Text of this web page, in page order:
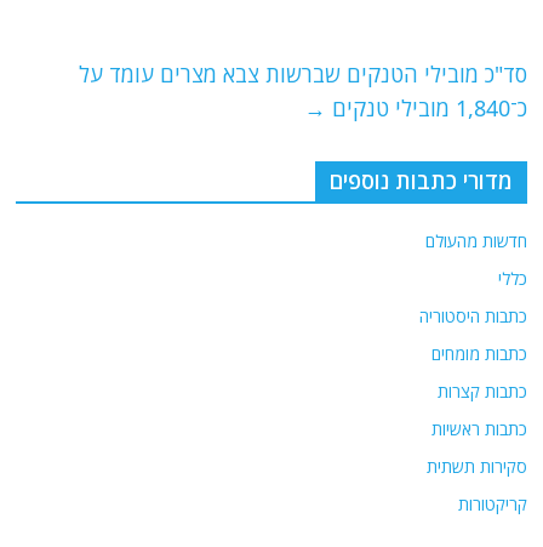
k
סד"כ מובילי הטנקים שברשות צבא מצרים עומד על
כ־1,840 מובילי טנקים
→
מדורי כתבות נוספים
חדשות מהעולם
כללי
כתבות היסטוריה
כתבות מומחים
כתבות קצרות
כתבות ראשיות
סקירות תשתית
קריקטורות